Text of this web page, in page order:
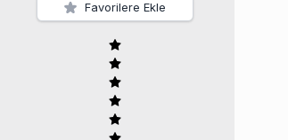
Favorilere Ekle